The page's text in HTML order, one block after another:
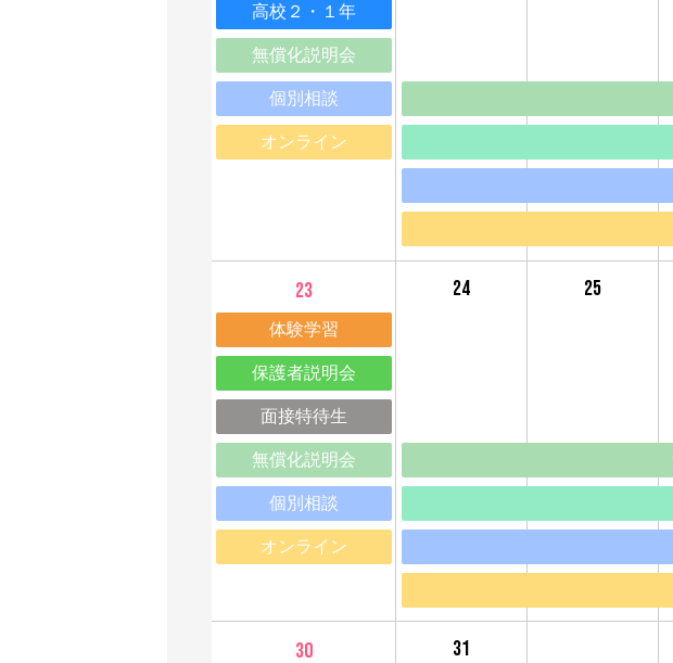
高校２・１年
無償化説明会
個別相談
オンライン
23
体験学習
保護者説明会
面接特待生
無償化説明会
個別相談
オンライン
24 25
30 31